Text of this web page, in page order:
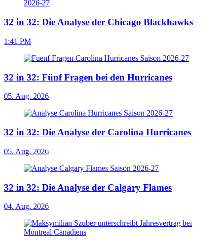
32 in 32: Die Analyse der Chicago Blackhawks
1:41 PM
32 in 32: Fünf Fragen bei den Hurricanes
05. Aug. 2026
32 in 32: Die Analyse der Carolina Hurricanes
05. Aug. 2026
32 in 32: Die Analyse der Calgary Flames
04. Aug. 2026